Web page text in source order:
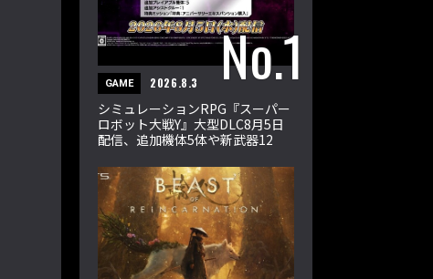
GAME 2026.8.3
シミュレーションRPG『スーパー
ロボット大戦Y』大型DLC8月5日
配信、追加機体5体や新武器12